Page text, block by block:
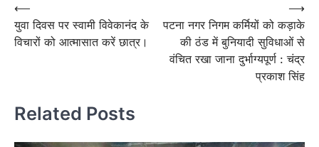
Post
navigation
⟵
युवा दिवस पर स्वामी विवेकानंद के
विचारों को आत्मासात करें छात्र।
पटना नगर निगम कर्मियों को कड़ाके
की ठंड में बुनियादी सुविधाओं से
वंचित रखा जाना दुर्भाग्यपूर्ण : चंद्र
प्रकाश सिंह
⟶
Related Posts